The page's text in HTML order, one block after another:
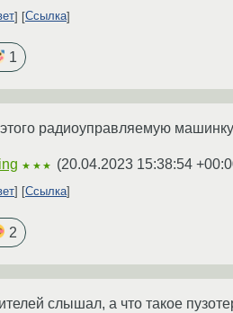
Ссылка
1
радиоуправляемую машинку
★★★ (20.04.2023 15:38:54
Ссылка
2
слышал, а что такое